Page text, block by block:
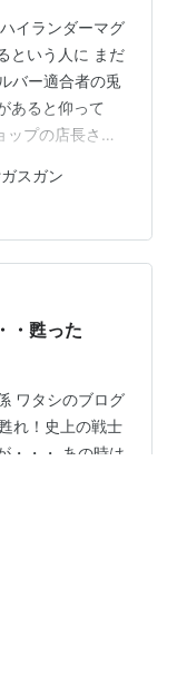
イランダーマグ
という人に まだ
バー適合者の兎
あると仰って
プの店長さん
があると言っ
ので 連日取り
で本日は箸休め
て頂きまシタ。
の方からの提
ガスガン
・甦った